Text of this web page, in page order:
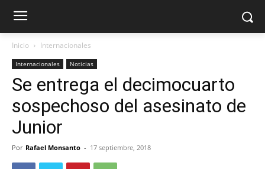
Inicio Internacionales
Internacionales Noticias
Se entrega el decimocuarto
sospechoso del asesinato de
Junior
Por Rafael Monsanto - 17 septiembre, 2018